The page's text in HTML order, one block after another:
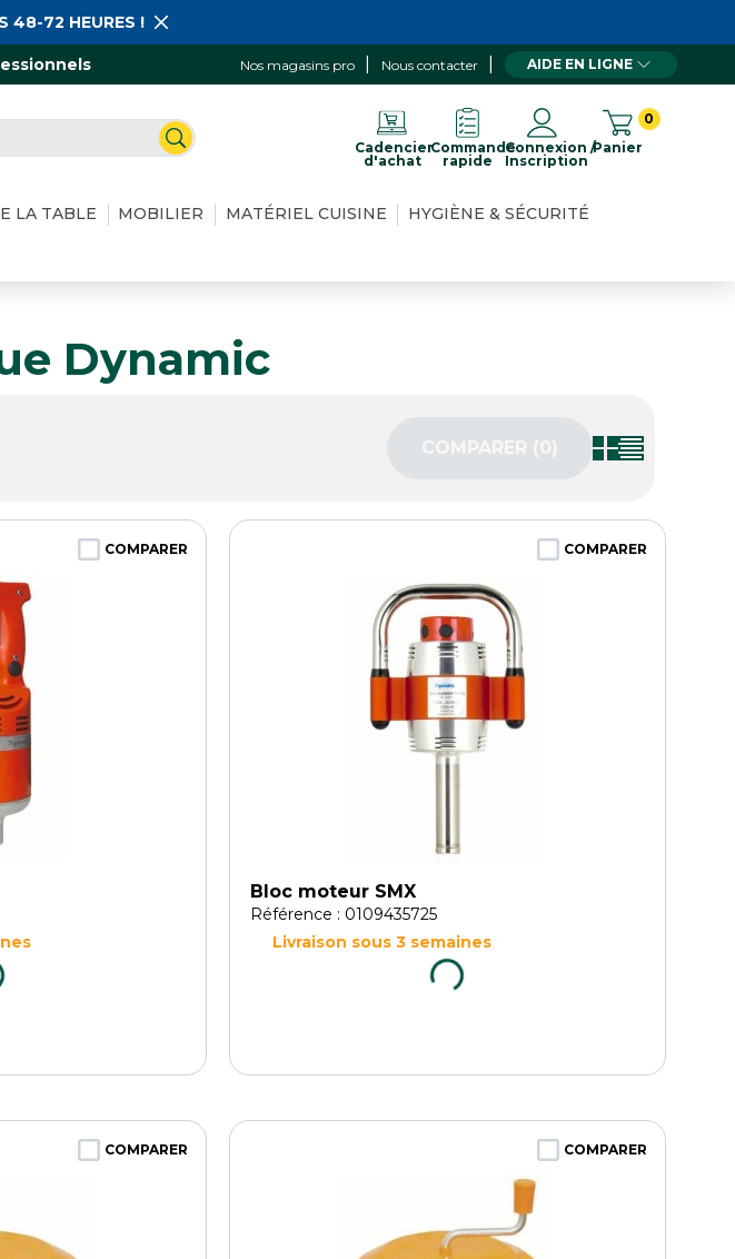
Nos magasins pro Nous contacter AIDE EN LIGNE
Cadencier
d'achat
Commande
rapide
Connexion /
Inscription
Panier
0
LA TABLE MOBILIER MATÉRIEL CUISINE HYGIÈNE & SÉCURITÉ
48-72 HEURES !
Dynamic
COMPARER (0)‎
COMPARER
Bloc moteur SMX
Référence : 0109435725
Livraison sous 3 semaines
COMPARER
COMPARER COMPARER